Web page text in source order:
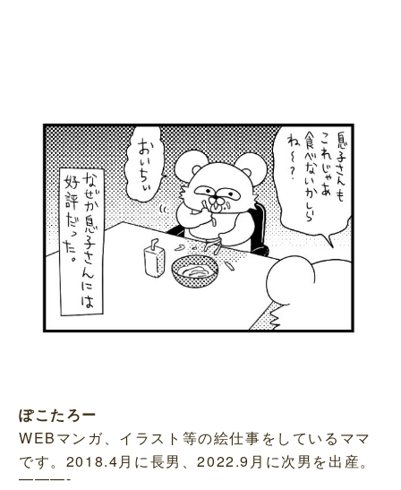
ぽこたろー
WEBマンガ、イラスト等の絵仕事をしているママ
です。2018.4月に長男、2022.9月に次男を出産。
———-